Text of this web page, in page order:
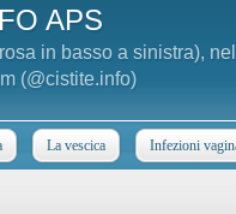
APS
in basso a sinistra),
(@cistite.info)
La vescica Infezioni